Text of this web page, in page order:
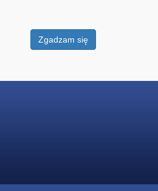
Zgadzam się